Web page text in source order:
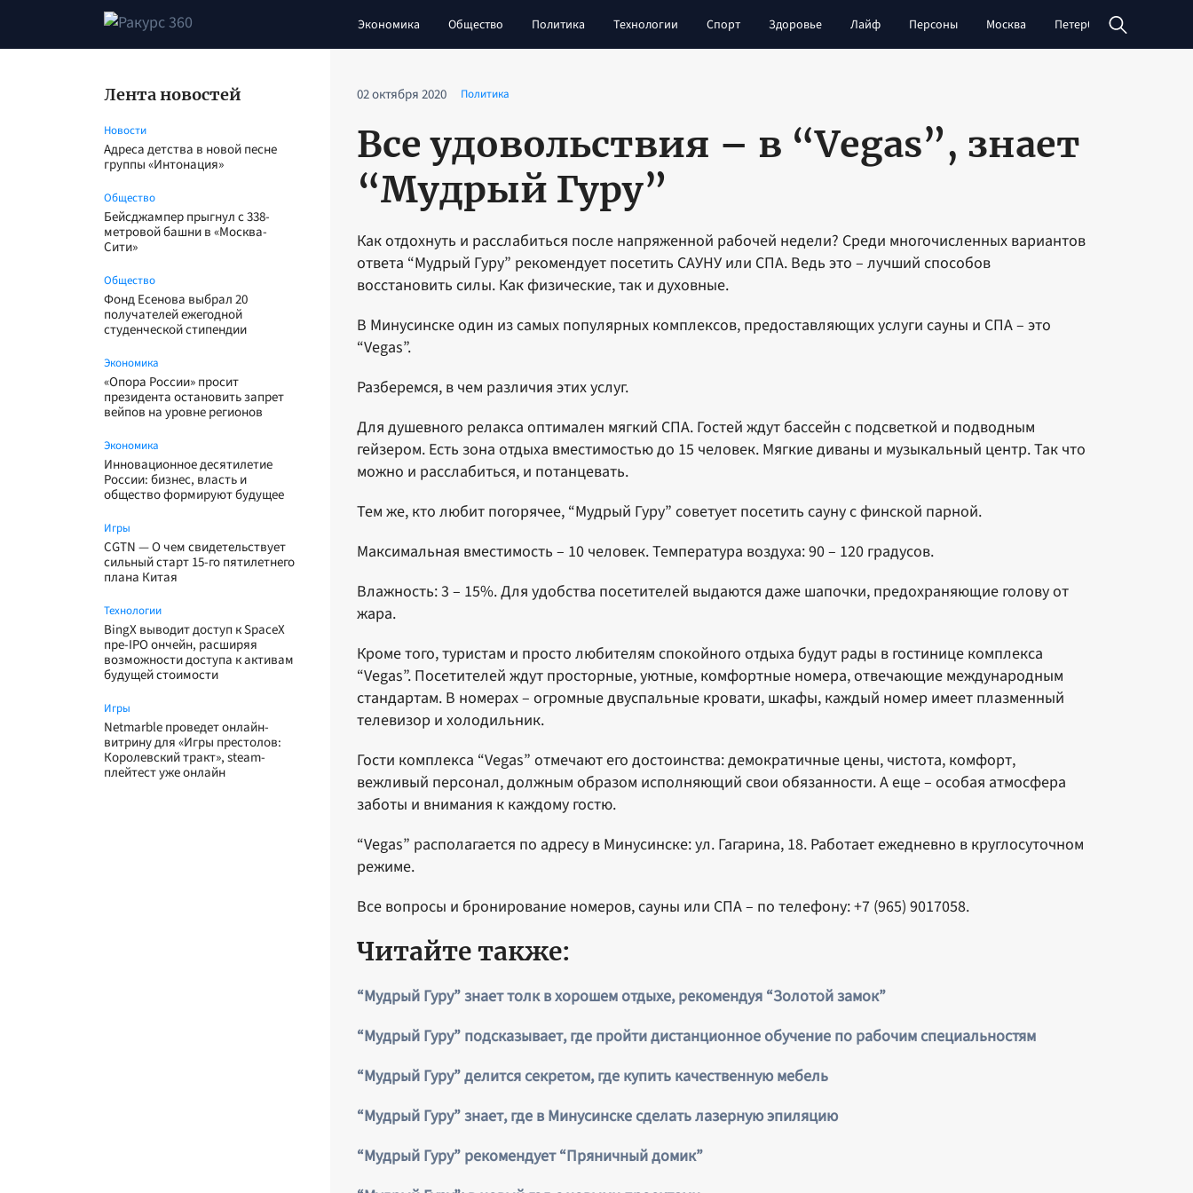
Экономика Общество Политика Технологии Спорт Здоровье Лайф Персоны Москва Петербург
Лента новостей
Новости
Адреса детства в новой песне
группы «Интонация»
Общество
Бейсджампер прыгнул с 338-
метровой башни в «Москва-
Сити»
Общество
Фонд Есенова выбрал 20
получателей ежегодной
студенческой стипендии
Экономика
«Опора России» просит
президента остановить запрет
вейпов на уровне регионов
Экономика
Инновационное десятилетие
России: бизнес, власть и
общество формируют будущее
Игры
CGTN — О чем свидетельствует
сильный старт 15-го пятилетнего
плана Китая
Технологии
BingX выводит доступ к SpaceX
пре-IPO ончейн, расширяя
возможности доступа к активам
будущей стоимости
Игры
Netmarble проведет онлайн-
витрину для «Игры престолов:
Королевский тракт», steam-
плейтест уже онлайн
02 октября 2020 Политика
Все удовольствия – в “Vegas”, знает
“Мудрый Гуру”
Как отдохнуть и расслабиться после напряженной рабочей недели? Среди многочисленных вариантов
ответа “Мудрый Гуру” рекомендует посетить САУНУ или СПА. Ведь это – лучший способов
восстановить силы. Как физические, так и духовные.
В Минусинске один из самых популярных комплексов, предоставляющих услуги сауны и СПА – это
“Vegas”.
Разберемся, в чем различия этих услуг.
Для душевного релакса оптимален мягкий СПА. Гостей ждут бассейн с подсветкой и подводным
гейзером. Есть зона отдыха вместимостью до 15 человек. Мягкие диваны и музыкальный центр. Так что
можно и расслабиться, и потанцевать.
Тем же, кто любит погорячее, “Мудрый Гуру” советует посетить сауну с финской парной.
Максимальная вместимость – 10 человек. Температура воздуха: 90 – 120 градусов.
Влажность: 3 – 15%. Для удобства посетителей выдаются даже шапочки, предохраняющие голову от
жара.
Кроме того, туристам и просто любителям спокойного отдыха будут рады в гостинице комплекса
“Vegas”. Посетителей ждут просторные, уютные, комфортные номера, отвечающие международным
стандартам. В номерах – огромные двуспальные кровати, шкафы, каждый номер имеет плазменный
телевизор и холодильник.
Гости комплекса “Vegas” отмечают его достоинства: демократичные цены, чистота, комфорт,
вежливый персонал, должным образом исполняющий свои обязанности. А еще – особая атмосфера
заботы и внимания к каждому гостю.
“Vegas” располагается по адресу в Минусинске: ул. Гагарина, 18. Работает ежедневно в круглосуточном
режиме.
Все вопросы и бронирование номеров, сауны или СПА – по телефону: +7 (965) 9017058.
Читайте также:
“Мудрый Гуру” знает толк в хорошем отдыхе, рекомендуя “Золотой замок”
“Мудрый Гуру” подсказывает, где пройти дистанционное обучение по рабочим специальностям
“Мудрый Гуру” делится секретом, где купить качественную мебель
“Мудрый Гуру” знает, где в Минусинске сделать лазерную эпиляцию
“Мудрый Гуру” рекомендует “Пряничный домик”